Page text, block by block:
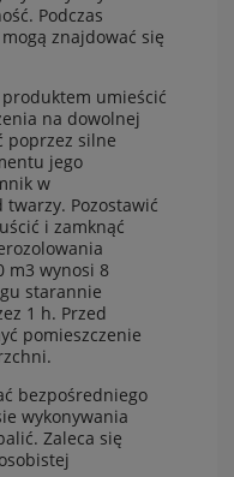
Podczas
znajdować się
produktem umieścić
na dowolnej
poprzez silne
jego
w
Pozostawić
i zamknąć
m3 wynosi 8
starannie
1 h. Przed
pomieszczenie
bezpośredniego
wykonywania
Zaleca się